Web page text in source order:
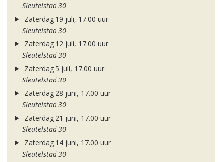
Sleutelstad 30
Zaterdag 19 juli, 17.00 uur
Sleutelstad 30
Zaterdag 12 juli, 17.00 uur
Sleutelstad 30
Zaterdag 5 juli, 17.00 uur
Sleutelstad 30
Zaterdag 28 juni, 17.00 uur
Sleutelstad 30
Zaterdag 21 juni, 17.00 uur
Sleutelstad 30
Zaterdag 14 juni, 17.00 uur
Sleutelstad 30